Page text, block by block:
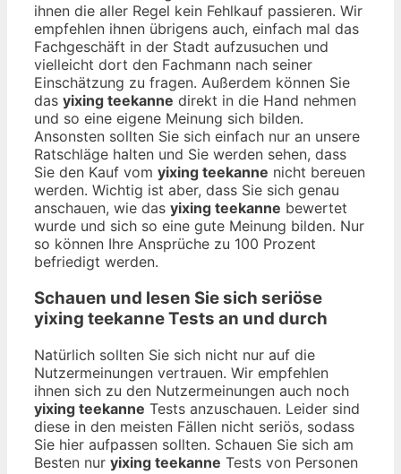
ihnen die aller Regel kein Fehlkauf passieren. Wir
empfehlen ihnen übrigens auch, einfach mal das
Fachgeschäft in der Stadt aufzusuchen und
vielleicht dort den Fachmann nach seiner
Einschätzung zu fragen. Außerdem können Sie
das yixing teekanne direkt in die Hand nehmen
und so eine eigene Meinung sich bilden.
Ansonsten sollten Sie sich einfach nur an unsere
Ratschläge halten und Sie werden sehen, dass
Sie den Kauf vom yixing teekanne nicht bereuen
werden. Wichtig ist aber, dass Sie sich genau
anschauen, wie das yixing teekanne bewertet
wurde und sich so eine gute Meinung bilden. Nur
so können Ihre Ansprüche zu 100 Prozent
befriedigt werden.
Schauen und lesen Sie sich seriöse
yixing teekanneTests an und durch
Natürlich sollten Sie sich nicht nur auf die
Nutzermeinungen vertrauen. Wir empfehlen
ihnen sich zu den Nutzermeinungen auch noch
yixing teekanne Tests anzuschauen. Leider sind
diese in den meisten Fällen nicht seriös, sodass
Sie hier aufpassen sollten. Schauen Sie sich am
Besten nur yixing teekanne Tests von Personen